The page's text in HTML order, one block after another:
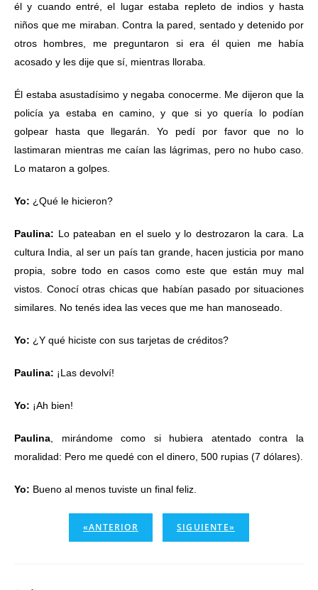
él y cuando entré, el lugar estaba repleto de indios y hasta
niños que me miraban. Contra la pared, sentado y detenido por
otros hombres, me preguntaron si era él quien me había
acosado y les dije que sí, mientras lloraba.
Él estaba asustadísimo y negaba conocerme. Me dijeron que la
policía ya estaba en camino, y que si yo quería lo podían
golpear hasta que llegarán. Yo pedí por favor que no lo
lastimaran mientras me caían las lágrimas, pero no hubo caso.
Lo mataron a golpes.
Yo: ¿Qué le hicieron?
Paulina: Lo pateaban en el suelo y lo destrozaron la cara. La
cultura India, al ser un país tan grande, hacen justicia por mano
propia, sobre todo en casos como este que están muy mal
vistos. Conocí otras chicas que habían pasado por situaciones
similares. No tenés idea las veces que me han manoseado.
Yo: ¿Y qué hiciste con sus tarjetas de créditos?
Paulina: ¡Las devolví!
Yo: ¡Ah bien!
Paulina , mirándome como si hubiera atentado contra la
moralidad: Pero me quedé con el dinero, 500 rupias (7 dólares).
Yo: Bueno al menos tuviste un final feliz.
«ANTERIOR SIGUIENTE»